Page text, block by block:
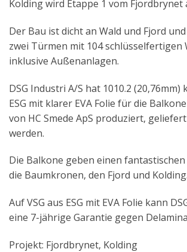
Kolding wird Etappe 1 vom
Der Bau ist dicht an Wald und Fjord
zwei Türmen mit 104 schlüsselfertigen
inklusive Außenanlagen.
DSG Industri A/S hat 1010.2 (20,76mm)
ESG mit klarer EVA Folie für die
von HC Smede ApS produziert,
werden.
Die Balkone geben einen
die Baumkronen, den Fjord und Kolding.
Auf VSG aus ESG mit EVA Folie kann
eine 7-jährige Garantie gegen
Projekt: Fjordbrynet, Kolding